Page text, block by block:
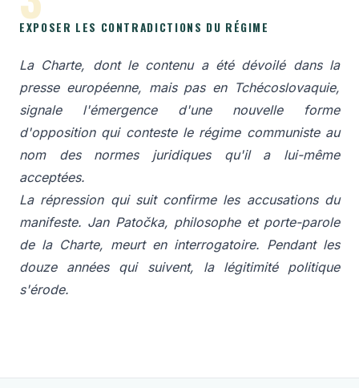
EXPOSER LES CONTRADICTIONS DU RÉGIME
La Charte, dont le contenu a été dévoilé dans la
presse européenne, mais pas en Tchécoslovaquie,
signale l'émergence d'une nouvelle forme
d'opposition qui conteste le régime communiste au
nom des normes juridiques qu'il a lui-même
acceptées.
La répression qui suit confirme les accusations du
manifeste. Jan Patočka, philosophe et porte-parole
de la Charte, meurt en interrogatoire. Pendant les
douze années qui suivent, la légitimité politique
s'érode.